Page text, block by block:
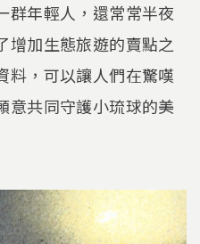
群年輕人，還常常半夜
增加生態旅遊的賣點之
料，可以讓人們在驚嘆
意共同守護小琉球的美